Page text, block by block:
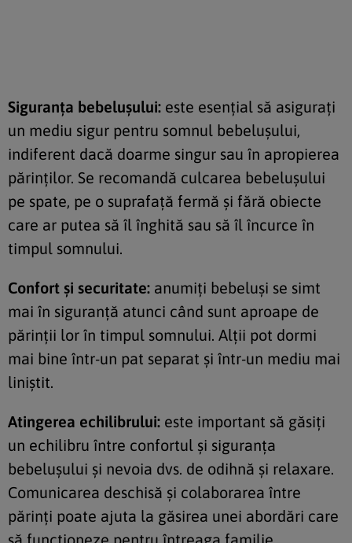
Siguranța bebelușului: este esențial să asigurați
un mediu sigur pentru somnul bebelușului,
indiferent dacă doarme singur sau în apropierea
părinților. Se recomandă culcarea bebelușului
pe spate, pe o suprafață fermă și fără obiecte
care ar putea să îl înghită sau să îl încurce în
timpul somnului.
Confort și securitate: anumiți bebeluși se simt
mai în siguranță atunci când sunt aproape de
părinții lor în timpul somnului. Alții pot dormi
mai bine într-un pat separat și într-un mediu mai
liniștit.
Atingerea echilibrului: este important să găsiți
un echilibru între confortul și siguranța
bebelușului și nevoia dvs. de odihnă și relaxare.
Comunicarea deschisă și colaborarea între
părinți poate ajuta la găsirea unei abordări care
să funcționeze pentru întreaga familie.